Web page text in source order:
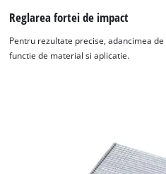
Reglarea fortei de impact
Pentru rezultate precise, adancimea
functie de material si aplicatie.